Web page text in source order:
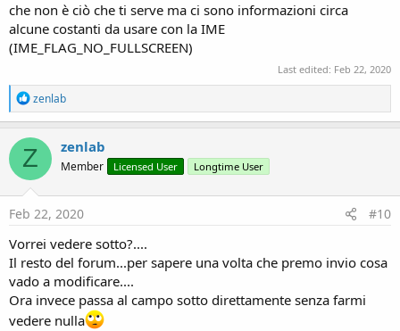
che non è ciò che ti serve ma ci sono informazioni circa
alcune costanti da usare con la IME
(IME_FLAG_NO_FULLSCREEN)
Last edited: Feb 22, 2020
R
e
a
c
t
i
o
n
s
zenlab
Z zenlab
Member Licensed User Longtime User
Feb 22, 2020 #10
Vorrei vedere sotto?....
Il resto del forum...per sapere una volta che premo invio cosa
vado a modificare....
Ora invece passa al campo sotto direttamente senza farmi
vedere nulla